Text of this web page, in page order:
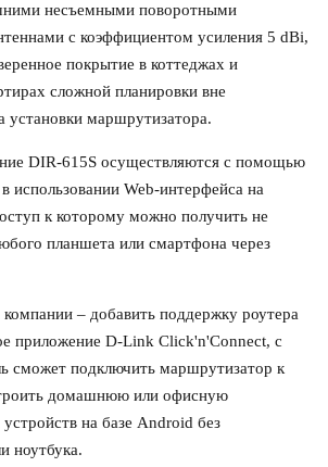
несъемными поворотными
с коэффициентом усиления 5 dBi,
покрытие в коттеджах и
сложной планировки вне
установки маршрутизатора.
DIR-615S осуществляются с помощью
использовании Web-интерфейса на
к которому можно получить не
планшета или смартфона через
– добавить поддержку роутера
приложение D-Link Click'n'Connect, с
сможет подключить маршрутизатор к
домашнюю или офисную
на базе Android без
ноутбука.